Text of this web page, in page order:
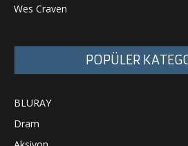
Wes Craven
POPÜLER
BLURAY
Dram